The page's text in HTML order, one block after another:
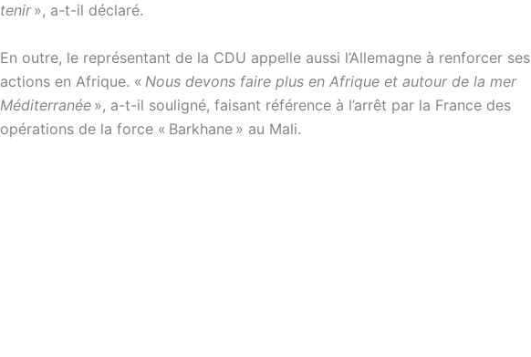
tenir», a-t-il déclaré.
En outre, le représentant de la CDU appelle aussi l’Allemagne à renforcer ses
actions en Afrique. « Nous devons faire plus en Afrique et autour de la mer
Méditerranée », a-t-il souligné, faisant référence à l’arrêt par la France des
opérations de la force « Barkhane » au Mali.